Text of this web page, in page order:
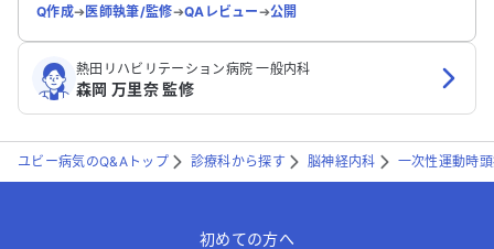
Q作成➔医師執筆/監修➔QAレビュー➔公開
熱田リハビリテーション病院 一般内科
森岡 万里奈 監修
ユビー病気のQ&Aトップ 診療科から探す 脳神経内科 一次性運動時
初めての方へ